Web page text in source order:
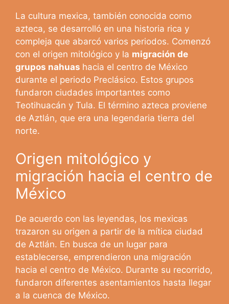
La cultura mexica, también conocida como
azteca, se desarrolló en una historia rica y
compleja que abarcó varios periodos. Comenzó
con el origen mitológico y la migración de
grupos nahuas hacia el centro de México
durante el periodo Preclásico. Estos grupos
fundaron ciudades importantes como
Teotihuacán y Tula. El término azteca proviene
de Aztlán, que era una legendaria tierra del
norte.
Origen mitológico y
migración hacia el centro de
México
De acuerdo con las leyendas, los mexicas
trazaron su origen a partir de la mítica ciudad
de Aztlán. En busca de un lugar para
establecerse, emprendieron una migración
hacia el centro de México. Durante su recorrido,
fundaron diferentes asentamientos hasta llegar
a la cuenca de México.